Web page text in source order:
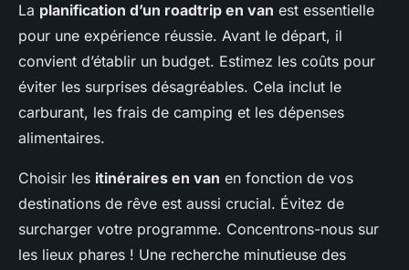
La planification d’un roadtrip en van est essentielle
pour une expérience réussie. Avant le départ, il
convient d’établir un budget. Estimez les coûts pour
éviter les surprises désagréables. Cela inclut le
carburant, les frais de camping et les dépenses
alimentaires.
Choisir les itinéraires en van en fonction de vos
destinations de rêve est aussi crucial. Évitez de
surcharger votre programme. Concentrons-nous sur
les lieux phares ! Une recherche minutieuse des